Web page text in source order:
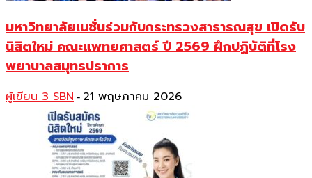
มหาวิทยาลัยเนชั่นร่วมกับกระทรวงสาธารณสุข เปิดรับ
นิสิตใหม่ คณะแพทยศาสตร์ ปี 2569 ฝึกปฏิบัติที่โรง
พยาบาลสมุทรปราการ
ผู้เขียน 3 SBN - 21 พฤษภาคม 2026